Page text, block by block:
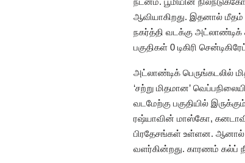
ஆவியாகிறது. இதனால் மீதம்
நகர்த்தி வடக்கு அட்லாண்டிக்
பகுதிகள் 0 டிகிரி
அட்லாண்டிக் பெருங்கடலில்
‘சற்று மிதமான’
வடமேற்கு பகுதியில்
ரஷ்யாவின் மாஸ்கோ,
பிரதேசங்கள் உள்ளன.
வளர்கின்றது. காரணம் கல்ப்